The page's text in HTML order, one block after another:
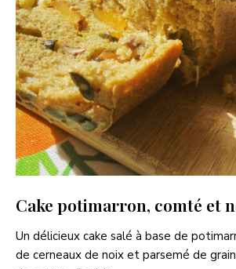
Cake potimarron, comté et
Un délicieux cake salé à base de
de cerneaux de noix et parsemé de